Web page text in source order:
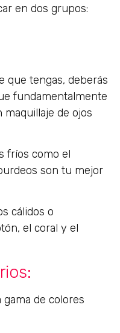
en dos grupos:
que tengas, deberás
fundamentalmente
de ojos
fríos como el
son tu mejor
cálidos o
el coral y el
gama de colores